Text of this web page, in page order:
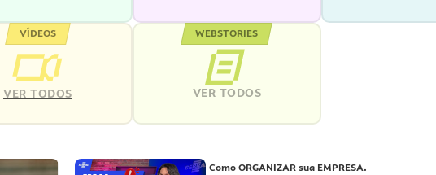
VÍDEOS
VER TODOS
WEBSTORIES
VER TODOS
Como ORGANIZAR sua EMPRESA.